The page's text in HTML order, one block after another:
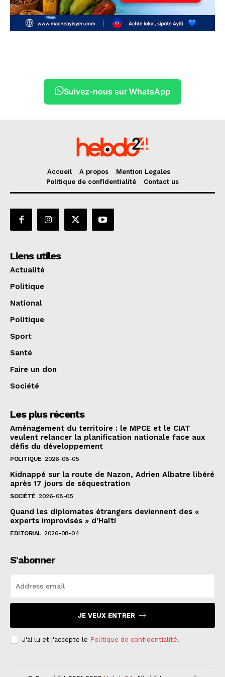
Suivez-nous sur WhatsApp
Accueil A propos
Mention Legales
Politique de confidentialité
Contact us
Liens utiles
Actualité
Politique
National
Politique
Sport
Santé
Faire un don
Société
Les plus récents
Aménagement du territoire : le MPCE et le CIAT
veulent relancer la planification nationale face aux
défis du développement
POLITIQUE 2026-08-05
Kidnappé sur la route de Nazon, Adrien Albatre libéré
après 17 jours de séquestration
SOCIÉTÉ 2026-08-05
Quand les diplomates étrangers deviennent des «
experts improvisés » d’Haïti
EDITORIAL 2026-08-04
S'abonner
JE VEUX ENTRER
J'ai lu et j'accepte le Politique de confidentialité.